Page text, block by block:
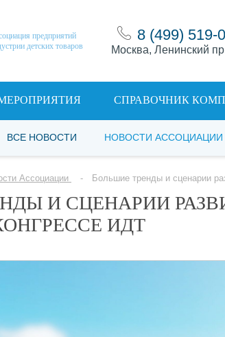
предприятий
детских товаров
8 (499) 519-
Москва, Ленинский
СПРАВОЧНИК
ВСЕ НОВОСТИ НОВОСТИ АССОЦИАЦИИ
Ассоциации Большие тренды и сценарии
И СЦЕНАРИИ
ИДТ